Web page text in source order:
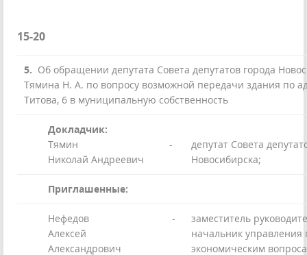
15-20
5. Об обращении депутата Совета депутатов города
Тямина Н. А. по вопросу возможной передачи здания по
Титова, 6 в муниципальную собственность
Докладчик:
Тямин
Николай Андреевич
-
депутат Совета
Новосибирска;
Приглашенные:
Нефедов
Алексей
Александрович
-
заместитель
начальник
экономическим